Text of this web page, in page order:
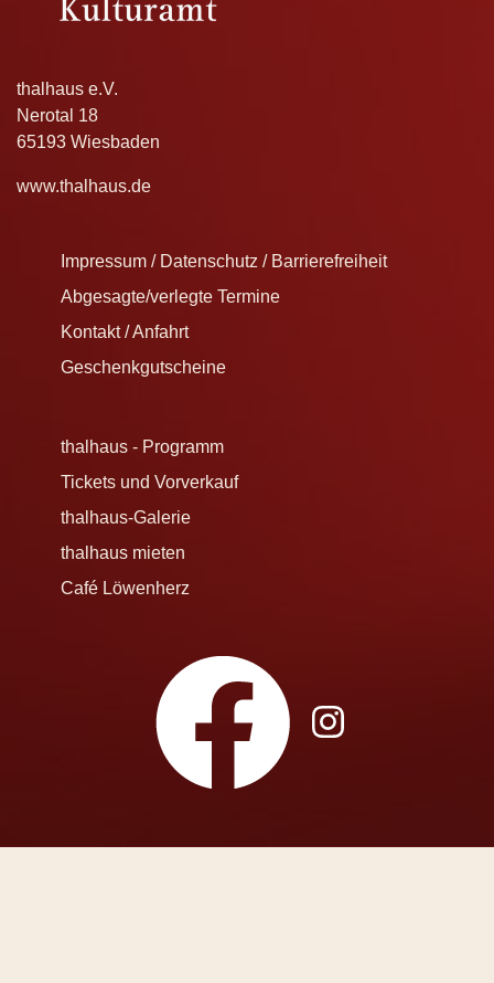
thalhaus e.V.
Nerotal 18
65193 Wiesbaden
www.thalhaus.de
Impressum / Datenschutz / Barrierefreiheit
Abgesagte/verlegte Termine
Kontakt / Anfahrt
Geschenkgutscheine
thalhaus - Programm
Tickets und Vorverkauf
thalhaus-Galerie
thalhaus mieten
Café Löwenherz